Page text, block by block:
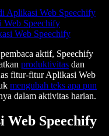
Aplikasi Web Speechify
Speechify
Web Speechify
aktif, Speechify
produktivitas dan
fitur-fitur Aplikasi Web
mengubah teks apa pun
dalam aktivitas harian.
Web Speechify